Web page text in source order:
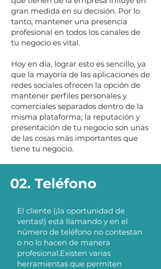
gran medida en su decisión. Por lo
tanto, mantener una presencia
profesional en todos los canales de
tu negocio es vital.
Hoy en día, lograr esto es sencillo, ya
que la mayoría de las aplicaciones de
redes sociales ofrecen la opción de
mantener perfiles personales y
comerciales separados dentro de la
misma plataforma; la reputación y
presentación de tu negocio son unas
de las cosas más importantes que
tiene tu negocio.
02. Teléfono
El cliente (¡la oportunidad de
ventas!) está llamando y en el
número de teléfono no contestan
o no lo hacen de manera
profesional.Existen varias
herramientas que permiten